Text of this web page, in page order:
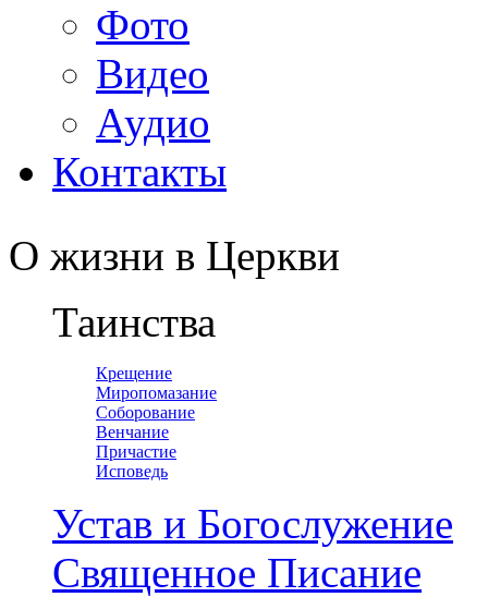
Фото
Видео
Аудио
Контакты
О жизни в Церкви
Таинства
Крещение
Миропомазание
Соборование
Венчание
Причастие
Исповедь
Устав и Богослужение
Священное Писание